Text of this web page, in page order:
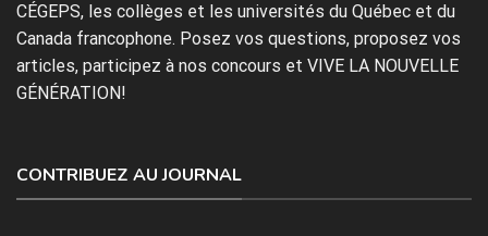
CÉGEPS, les collèges et les universités du Québec et du
Canada francophone. Posez vos questions, proposez vos
articles, participez à nos concours et VIVE LA NOUVELLE
GÉNÉRATION!
CONTRIBUEZ AU JOURNAL